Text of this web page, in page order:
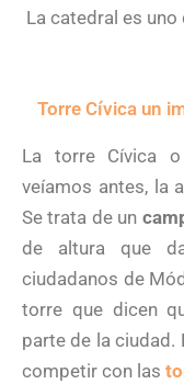
La catedral es
Torre Cívica un
La torre Cívica
veíamos antes, la
Se trata de un
de altura que
ciudadanos de
torre que dicen
parte de la ciudad.
competir con las